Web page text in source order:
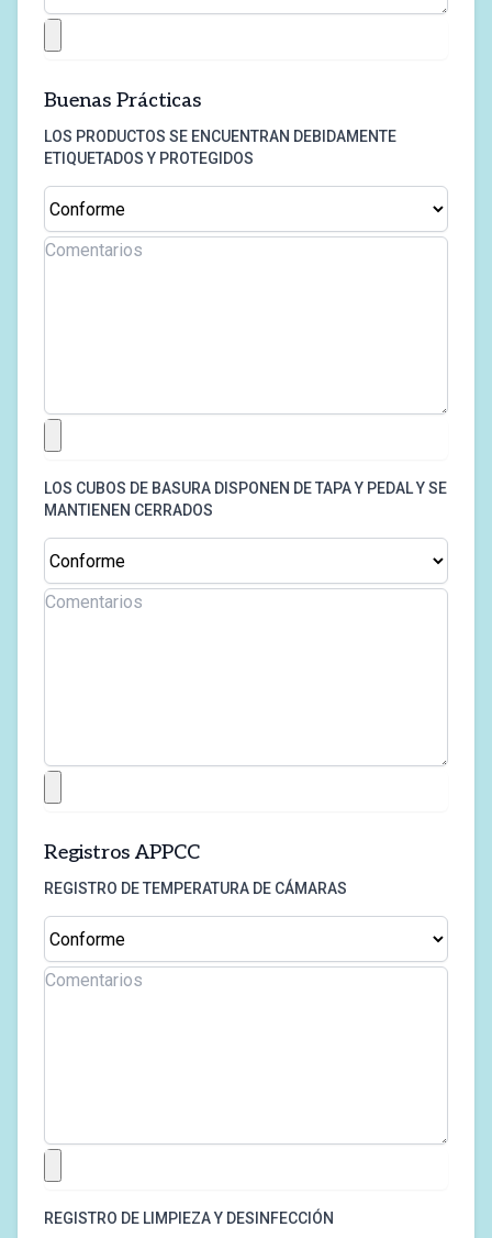
Buenas Prácticas
LOS PRODUCTOS SE ENCUENTRAN DEBIDAMENTE
ETIQUETADOS Y PROTEGIDOS
LOS CUBOS DE BASURA DISPONEN DE TAPA Y PEDAL Y SE
MANTIENEN CERRADOS
Registros APPCC
REGISTRO DE TEMPERATURA DE CÁMARAS
REGISTRO DE LIMPIEZA Y DESINFECCIÓN